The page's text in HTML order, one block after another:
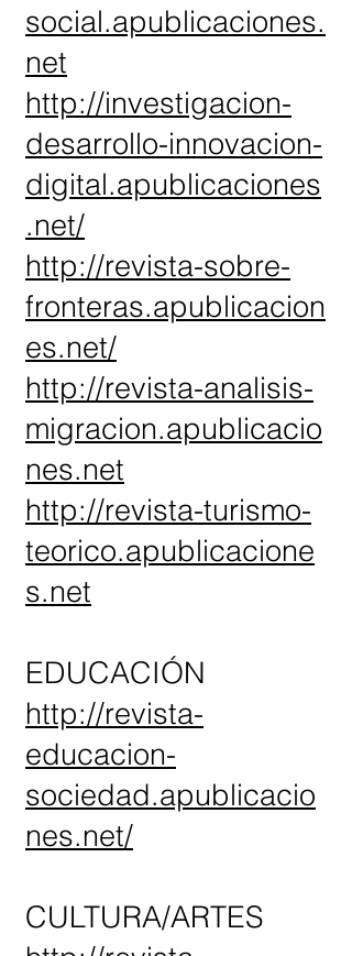
social.apublicaciones.
net
http://investigacion-
desarrollo-innovacion-
digital.apublicaciones
.net/
http://revista-sobre-
fronteras.apublicacion
es.net/
http://revista-analisis-
migracion.apublicacio
nes.net
http://revista-turismo-
teorico.apublicacione
s.net
EDUCACIÓN
http://revista-
educacion-
sociedad.apublicacio
nes.net/
CULTURA/ARTES